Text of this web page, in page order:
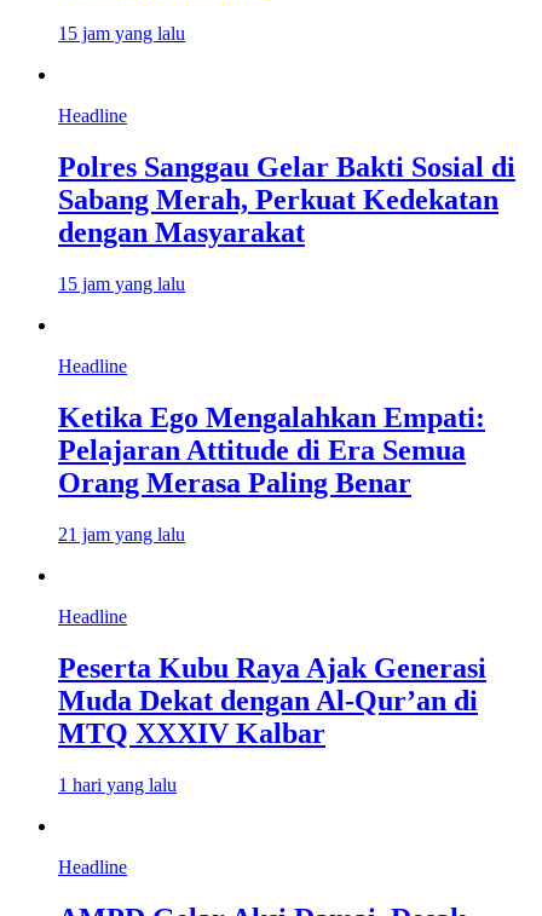
15 jam yang lalu
Headline
Polres Sanggau Gelar Bakti Sosial di
Sabang Merah, Perkuat Kedekatan
dengan Masyarakat
15 jam yang lalu
Headline
Ketika Ego Mengalahkan Empati:
Pelajaran Attitude di Era Semua
Orang Merasa Paling Benar
21 jam yang lalu
Headline
Peserta Kubu Raya Ajak Generasi
Muda Dekat dengan Al-Qur’an di
MTQ XXXIV Kalbar
1 hari yang lalu
Headline